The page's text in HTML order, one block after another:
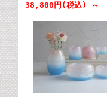
38,800円(税込) ～